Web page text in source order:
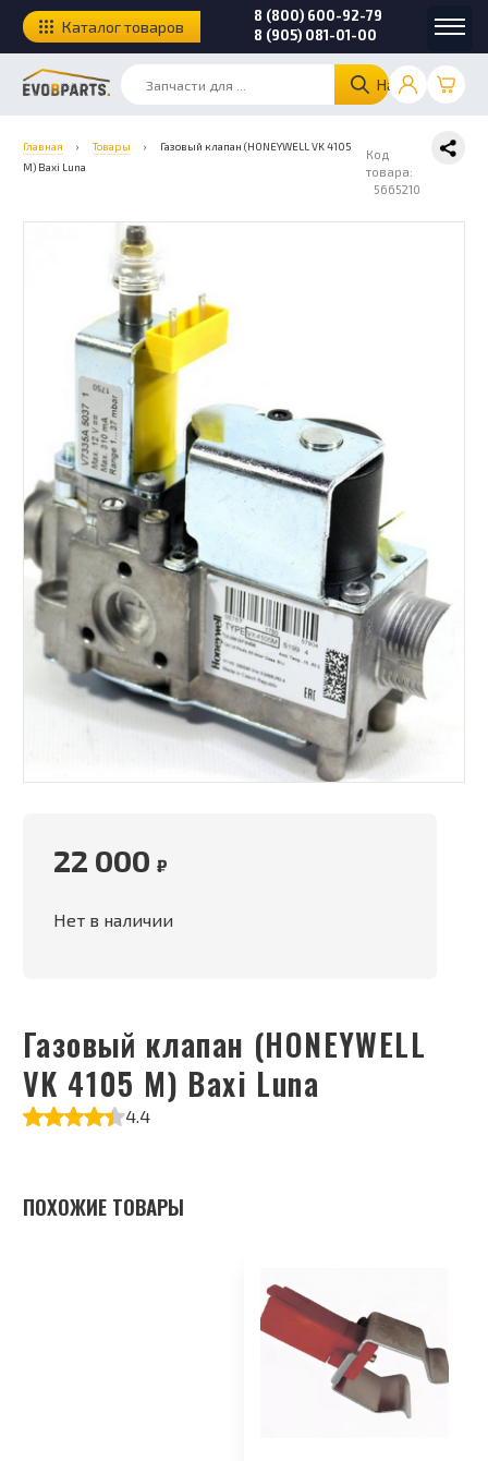
Найти
8 (800) 600-92-79
8 (905) 081-01-00
Каталог товаров
Главная › Товары ›
Газовый клапан (HONEYWELL VK 4105
M) Baxi Luna
Код
товара:
5665210
Газовый клапан (HONEYWELL
VK 4105 M) Baxi Luna
4.4
22 000 ₽
Нет в наличии
ПОХОЖИЕ ТОВАРЫ